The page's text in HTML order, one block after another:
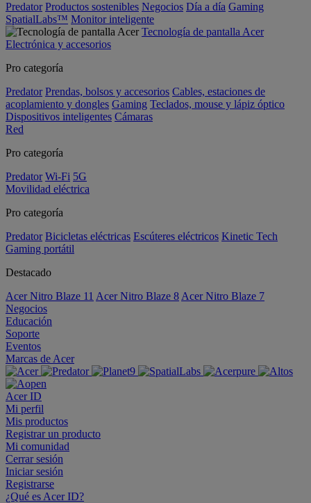
Predator Productos sostenibles Negocios Día a día Gaming
SpatialLabs™ Monitor inteligente
Tecnología de pantalla Acer
Electrónica y accesorios
Pro categoría
Predator Prendas, bolsos y accesorios Cables, estaciones de
acoplamiento y dongles Gaming Teclados, mouse y lápiz óptico
Dispositivos inteligentes Cámaras
Red
Pro categoría
Predator Wi-Fi 5G
Movilidad eléctrica
Pro categoría
Predator Bicicletas eléctricas Escúteres eléctricos Kinetic Tech
Gaming portátil
Destacado
Acer Nitro Blaze 11 Acer Nitro Blaze 8 Acer Nitro Blaze 7
Negocios
Educación
Soporte
Eventos
Marcas de Acer
Acer ID
Mi perfil
Mis productos
Registrar un producto
Mi comunidad
Cerrar sesión
Iniciar sesión
Registrarse
¿Qué es Acer ID?